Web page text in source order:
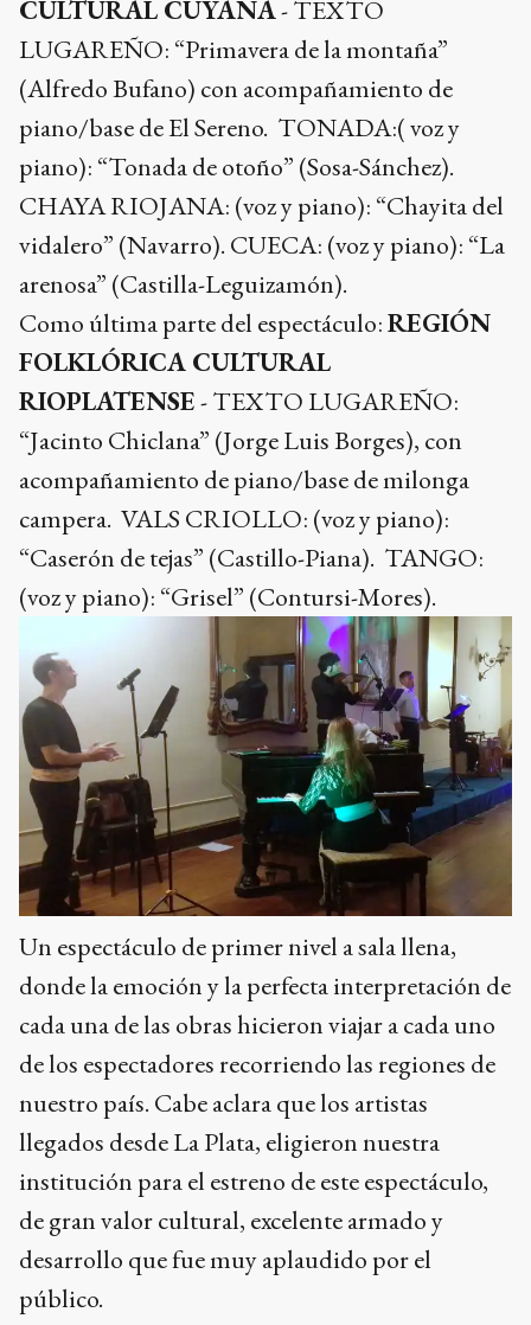
CULTURAL CUYANA- TEXTO
LUGAREÑO: “Primavera de la montaña”
(Alfredo Bufano) con acompañamiento de
piano/base de El Sereno. TONADA:( voz y
piano): “Tonada de otoño” (Sosa-Sánchez).
CHAYA RIOJANA: (voz y piano): “Chayita del
vidalero” (Navarro). CUECA: (voz y piano): “La
arenosa” (Castilla-Leguizamón).
Como última parte del espectáculo:REGIÓN
FOLKLÓRICA CULTURAL
RIOPLATENSE- TEXTO LUGAREÑO:
“Jacinto Chiclana” (Jorge Luis Borges), con
acompañamiento de piano/base de milonga
campera. VALS CRIOLLO: (voz y piano):
“Caserón de tejas” (Castillo-Piana). TANGO:
(voz y piano): “Grisel” (Contursi-Mores).
Un espectáculo de primer nivel a sala llena,
donde la emoción y la perfecta interpretación de
cada una de las obras hicieron viajar a cada uno
de los espectadores recorriendo las regiones de
nuestro país. Cabe aclara que los artistas
llegados desde La Plata, eligieron nuestra
institución para el estreno de este espectáculo,
de gran valor cultural, excelente armado y
desarrollo que fue muy aplaudido por el
público.